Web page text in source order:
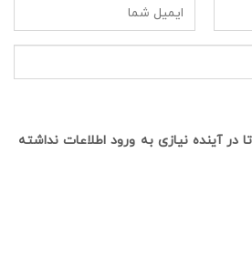
در آینده نیازی به ورود اطلاعات نداشته